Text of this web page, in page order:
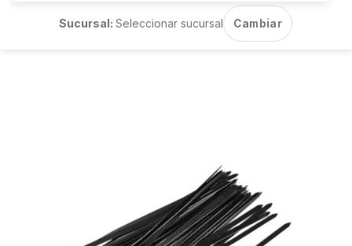
Sucursal:Seleccionar sucursal Cambiar